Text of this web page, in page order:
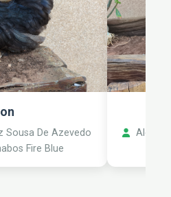
Sousa De Azevedo
Fire Blue
Alex